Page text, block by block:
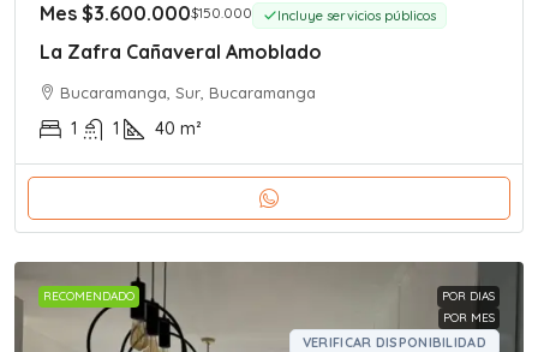
Mes $3.600.000$150.000 Incluye servicios públicos
La Zafra Cañaveral Amoblado
Bucaramanga, Sur, Bucaramanga
1 1 40 m²
RECOMENDADO
POR DIAS
POR MES
VERIFICAR DISPONIBILIDAD